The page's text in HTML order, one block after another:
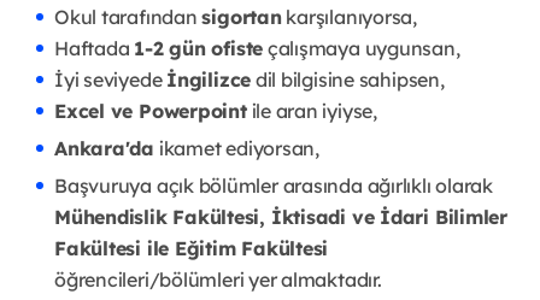
Okul tarafındansigortankarşılanıyorsa,
Haftada 1-2 gün ofiste çalışmaya uygunsan,
İyi seviyede İngilizce dil bilgisine sahipsen,
Excel ve Powerpointile aran iyiyse,
Ankara'da ikamet ediyorsan,
Başvuruya açık bölümler arasında ağırlıklı olarak
Mühendislik Fakültesi, İktisadi ve İdari Bilimler
Fakültesi ile Eğitim Fakültesi
öğrencileri/bölümleri yer almaktadır.